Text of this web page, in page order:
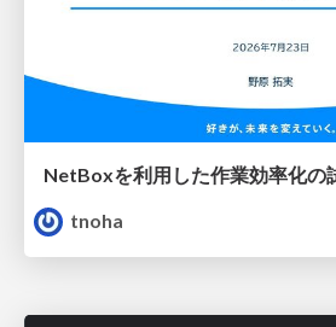
tnoha